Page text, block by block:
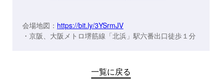
会場地図： https://bit.ly/3YSrmJV
・京阪、大阪メトロ堺筋線「北浜」駅六番出口徒歩１分
一覧に戻る